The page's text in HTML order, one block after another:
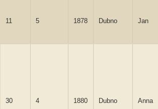
11 5 1878 Dubno Jan
30 4 1880 Dubno Anna